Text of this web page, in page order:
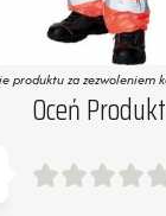
produktu za zezwoleniem
Oceń Produkt